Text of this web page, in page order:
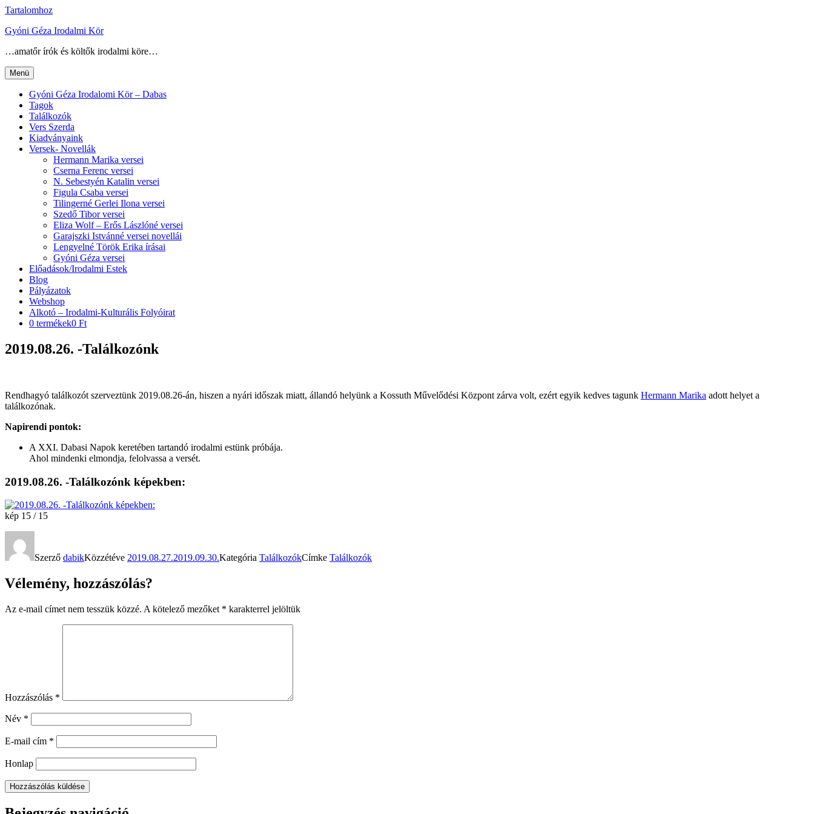
Tartalomhoz
Gyóni Géza Irodalmi Kör
…amatőr írók és költők irodalmi köre…
Menü
Gyóni Géza Irodalomi Kör – Dabas
Tagok
Találkozók
Vers Szerda
Kiadványaink
Versek- Novellák
Hermann Marika versei
Cserna Ferenc versei
N. Sebestyén Katalin versei
Figula Csaba versei
Tilingerné Gerlei Ilona versei
Szedő Tibor versei
Eliza Wolf – Erős Lászlóné versei
Garajszki Istvánné versei novellái
Lengyelné Török Erika írásai
Gyóni Géza versei
Előadások/Irodalmi Estek
Blog
Pályázatok
Webshop
Alkotó – Irodalmi-Kulturális Folyóirat
0 termékek0 Ft
2019.08.26. -Találkozónk
Rendhagyó találkozót szerveztünk 2019.08.26-án, hiszen a nyári időszak miatt, állandó helyünk a Kossuth Művelődési Központ zárva volt, ezért egyik kedves tagunk Hermann Marika adott helyet a
találkozónak.
Napirendi pontok:
A XXI. Dabasi Napok keretében tartandó irodalmi estünk próbája.
Ahol mindenki elmondja, felolvassa a versét.
2019.08.26. -Találkozónk képekben:
kép 15 / 15
Szerző dabikKözzétéve 2019.08.27.2019.09.30.Kategória TalálkozókCímke Találkozók
Vélemény, hozzászólás?
Az e-mail címet nem tesszük közzé. A kötelező mezőket * karakterrel jelöltük
Hozzászólás *
Név *
E-mail cím *
Honlap